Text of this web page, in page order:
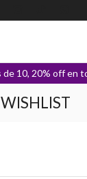
WISHLIST